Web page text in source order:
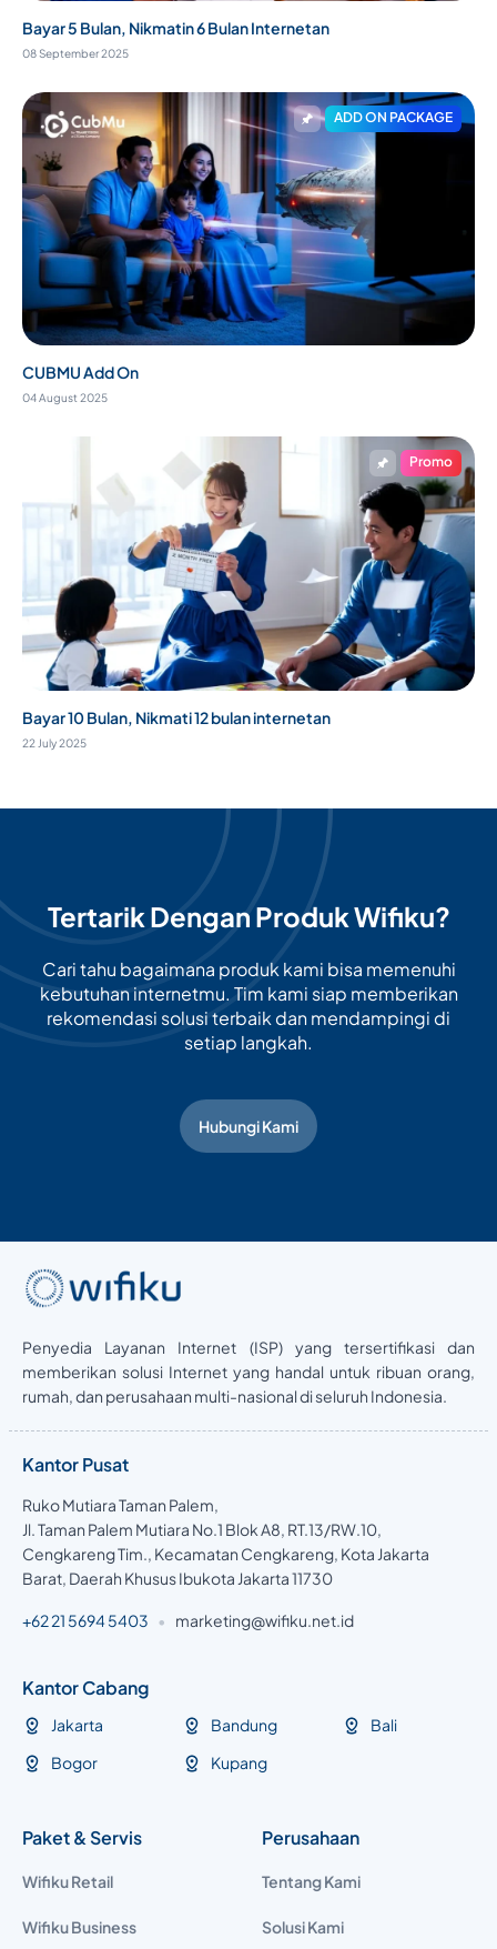
Bayar 5 Bulan, Nikmatin 6 Bulan Internetan
08 September 2025
ADD ON PACKAGE
CUBMU Add On
04 August 2025
Promo
Bayar 10 Bulan, Nikmati 12 bulan internetan
22 July 2025
Tertarik Dengan Produk Wifiku?
Cari tahu bagaimana produk kami bisa memenuhi
kebutuhan internetmu. Tim kami siap memberikan
rekomendasi solusi terbaik dan mendampingi di
setiap langkah.
Hubungi Kami
Penyedia Layanan Internet (ISP) yang tersertifikasi dan
memberikan solusi Internet yang handal untuk ribuan orang,
rumah, dan perusahaan multi-nasional di seluruh Indonesia.
Kantor Pusat
Ruko Mutiara Taman Palem,
Jl. Taman Palem Mutiara No.1 Blok A8, RT.13/RW.10,
Cengkareng Tim., Kecamatan Cengkareng, Kota Jakarta
Barat, Daerah Khusus Ibukota Jakarta 11730
+62 21 5694 5403 • marketing@wifiku.net.id
Kantor Cabang
Jakarta
Bogor
Bandung
Kupang
Bali
Paket & Servis
Wifiku Retail
Wifiku Business
Perusahaan
Tentang Kami
Solusi Kami